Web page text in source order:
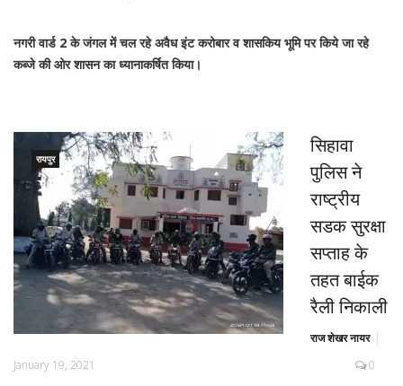
नगरी वार्ड 2 के जंगल में चल रहे अवैध इंट करोबार व शासकिय भूमि पर किये जा रहे
कब्जे की ओर शासन का ध्यानाकर्षित किया।
रायपुर
सिहावा
पुलिस ने
राष्ट्रीय
सडक सुरक्षा
सप्ताह के
तहत बाईक
रैली निकाली
राज शेखर नायर
January 19, 2021
0